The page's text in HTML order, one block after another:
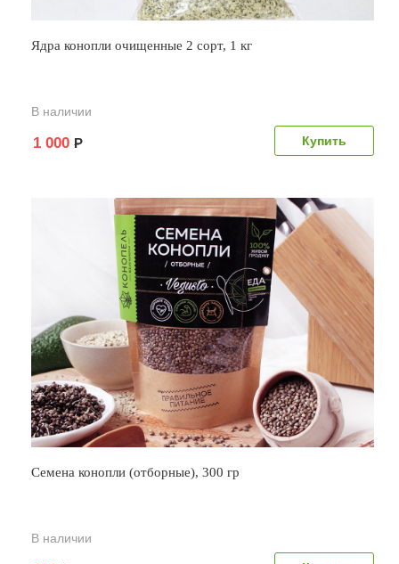
Ядра конопли очищенные 2 сорт, 1 кг
В наличии
1 000 Р
Семена конопли (отборные), 300 гр
В наличии